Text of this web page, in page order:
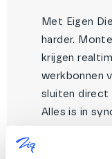
Met Eigen
harder.
krijgen
werkbonnen
sluiten direct
Alles is in